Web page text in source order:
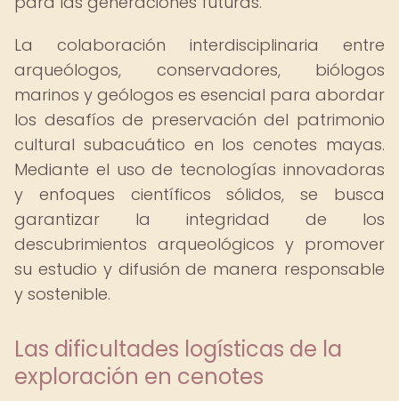
La colaboración interdisciplinaria entre
arqueólogos, conservadores, biólogos
marinos y geólogos es esencial para abordar
los desafíos de preservación del patrimonio
cultural subacuático en los cenotes mayas.
Mediante el uso de tecnologías innovadoras
y enfoques científicos sólidos, se busca
garantizar la integridad de los
descubrimientos arqueológicos y promover
su estudio y difusión de manera responsable
y sostenible.
Las dificultades logísticas de la
exploración en cenotes